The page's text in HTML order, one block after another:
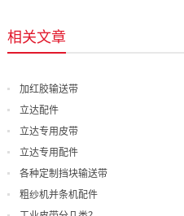
相关文章
加红胶输送带
立达配件
立达专用皮带
立达专用配件
各种定制挡块输送带
粗纱机并条机配件